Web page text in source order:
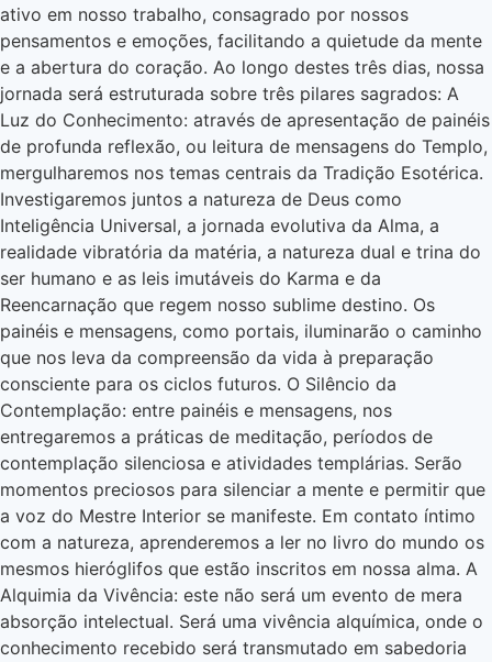
ativo em nosso trabalho, consagrado por nossos
pensamentos e emoções, facilitando a quietude da mente
e a abertura do coração. Ao longo destes três dias, nossa
jornada será estruturada sobre três pilares sagrados: A
Luz do Conhecimento: através de apresentação de painéis
de profunda reflexão, ou leitura de mensagens do Templo,
mergulharemos nos temas centrais da Tradição Esotérica.
Investigaremos juntos a natureza de Deus como
Inteligência Universal, a jornada evolutiva da Alma, a
realidade vibratória da matéria, a natureza dual e trina do
ser humano e as leis imutáveis do Karma e da
Reencarnação que regem nosso sublime destino. Os
painéis e mensagens, como portais, iluminarão o caminho
que nos leva da compreensão da vida à preparação
consciente para os ciclos futuros. O Silêncio da
Contemplação: entre painéis e mensagens, nos
entregaremos a práticas de meditação, períodos de
contemplação silenciosa e atividades templárias. Serão
momentos preciosos para silenciar a mente e permitir que
a voz do Mestre Interior se manifeste. Em contato íntimo
com a natureza, aprenderemos a ler no livro do mundo os
mesmos hieróglifos que estão inscritos em nossa alma. A
Alquimia da Vivência: este não será um evento de mera
absorção intelectual. Será uma vivência alquímica, onde o
conhecimento recebido será transmutado em sabedoria